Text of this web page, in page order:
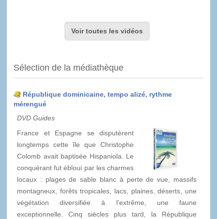
Voir toutes les vidéos
Sélection de la médiathèque
République dominicaine, tempo alizé, rythme
mérengué
DVD Guides
France et Espagne se disputèrent
longtemps cette île que Christophe
Colomb avait baptisée Hispaniola. Le
conquérant fut ébloui par les charmes
locaux : plages de sable blanc à perte de vue, massifs
montagneux, forêts tropicales, lacs, plaines, déserts, une
végétation diversifiée à l'extrême, une faune
exceptionnelle. Cinq siècles plus tard, la République